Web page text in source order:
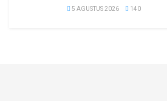
5 AGUSTUS 2026 140